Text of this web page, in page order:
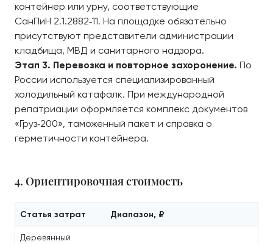
контейнер или урну, соответствующие
СанПиН 2.1.2882‑11. На площадке обязательно
присутствуют представители администрации
кладбища, МВД и санитарного надзора.
Этап 3. Перевозка и повторное захоронение. По
России используется специализированный
холодильный катафалк. При международной
репатриации оформляется комплекс документов
«Груз‑200», таможенный пакет и справка о
герметичности контейнера.
4. Ориентировочная стоимость
Статья затрат Диапазон, ₽
Деревянный